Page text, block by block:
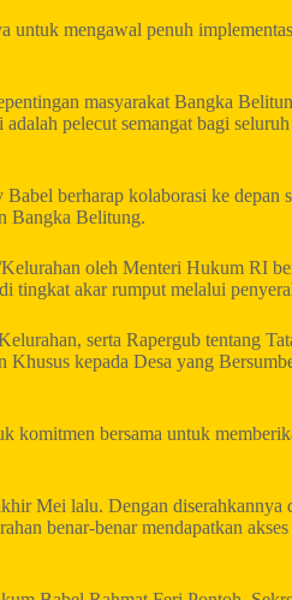
untuk mengawal penuh
masyarakat Bangka
adalah pelecut semangat bagi
berharap kolaborasi ke depan
Bangka Belitung.
oleh Menteri Hukum RI
tingkat akar rumput melalui
serta Rapergub tentang
Khusus kepada Desa yang
bersama untuk
Mei lalu. Dengan diserahkannya
benar-benar mendapatkan